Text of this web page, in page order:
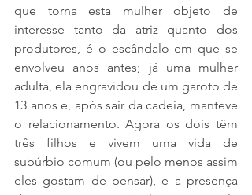
que torna esta mulher objeto de
interesse tanto da atriz quanto dos
produtores, é o escândalo em que se
envolveu anos antes; já uma mulher
adulta, ela engravidou de um garoto de
13 anos e, após sair da cadeia, manteve
o relacionamento. Agora os dois têm
três filhos e vivem uma vida de
subúrbio comum (ou pelo menos assim
eles gostam de pensar), e a presença